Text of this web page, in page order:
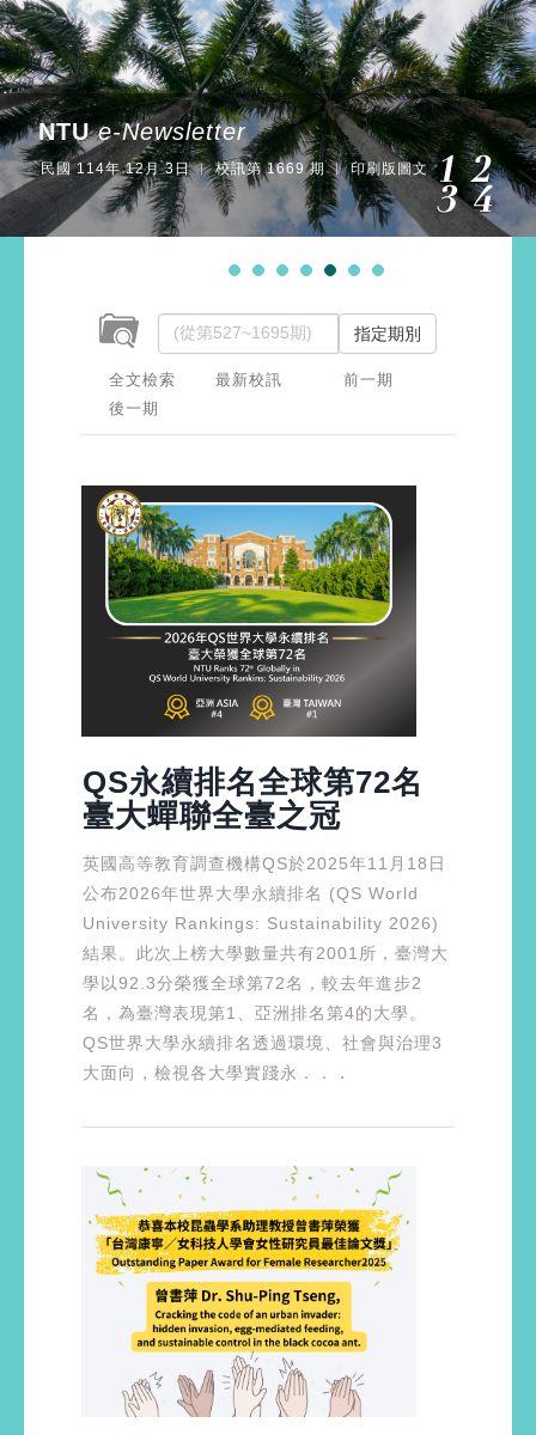
NTUe-Newsletter
民國 114年 12月 3日 ︱ 校訊第 1669 期 ︱ 印刷版圖文
指定期別
全文檢索 最新校訊
前一期
後一期
QS永續排名全球第72名
臺大蟬聯全臺之冠
英國高等教育調查機構QS於2025年11月18日
公布2026年世界大學永續排名 (QS World
University Rankings: Sustainability 2026)
結果。此次上榜大學數量共有2001所，臺灣大
學以92.3分榮獲全球第72名，較去年進步2
名，為臺灣表現第1、亞洲排名第4的大學。
QS世界大學永續排名透過環境、社會與治理3
大面向，檢視各大學實踐永．．．